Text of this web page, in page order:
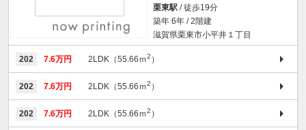
栗東駅 / 徒歩19分
築年 6年 / 2階建
滋賀県栗東市小平井１丁目
202 7.6万円 2LDK（55.66ｍ2 ）
202 7.6万円 2LDK（55.66ｍ2 ）
202 7.6万円 2LDK（55.66ｍ2 ）